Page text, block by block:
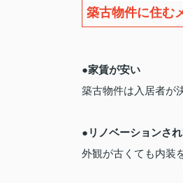
築古物件に住む
●家賃が安い
築古物件は入居者が
●リノベーションさ
外観が古くても内装